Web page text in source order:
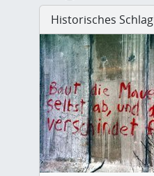
Historisches